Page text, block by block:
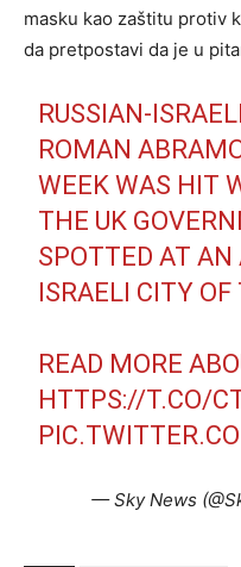
masku kao zaštitu protiv
da pretpostavi da je u
RUSSIAN-
ROMAN
WEEK WAS HIT
THE UK
SPOTTED AT
ISRAELI CITY OF
READ MORE
HTTPS://T.CO/
— Sky News